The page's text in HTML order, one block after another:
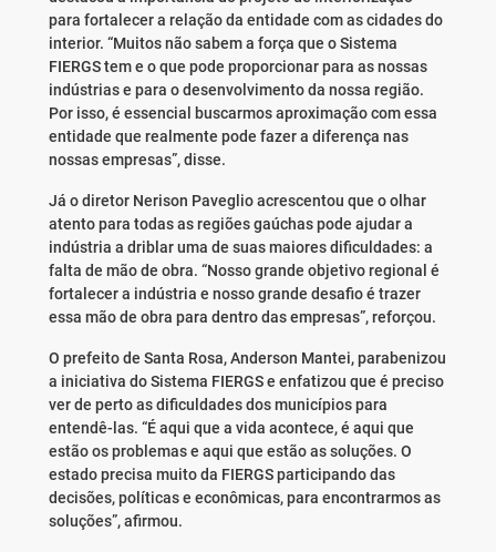
para fortalecer a relação da entidade com as cidades do
interior. “Muitos não sabem a força que o Sistema
FIERGS tem e o que pode proporcionar para as nossas
indústrias e para o desenvolvimento da nossa região.
Por isso, é essencial buscarmos aproximação com essa
entidade que realmente pode fazer a diferença nas
nossas empresas”, disse.
Já o diretor Nerison Paveglio acrescentou que o olhar
atento para todas as regiões gaúchas pode ajudar a
indústria a driblar uma de suas maiores dificuldades: a
falta de mão de obra. “Nosso grande objetivo regional é
fortalecer a indústria e nosso grande desafio é trazer
essa mão de obra para dentro das empresas”, reforçou.
O prefeito de Santa Rosa, Anderson Mantei, parabenizou
a iniciativa do Sistema FIERGS e enfatizou que é preciso
ver de perto as dificuldades dos municípios para
entendê-las. “É aqui que a vida acontece, é aqui que
estão os problemas e aqui que estão as soluções. O
estado precisa muito da FIERGS participando das
decisões, políticas e econômicas, para encontrarmos as
soluções”, afirmou.